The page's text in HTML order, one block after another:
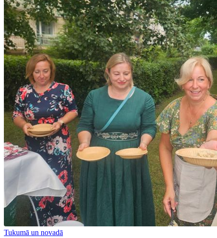
Tukumā un novadā